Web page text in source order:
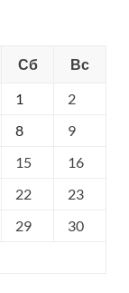
Сб
Вс
1
2
8
9
15
16
22
23
29
30